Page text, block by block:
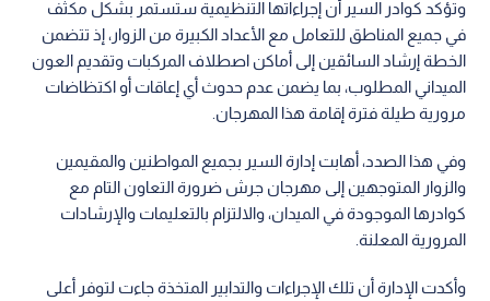
وتؤكد كوادر السير أن إجراءاتها التنظيمية ستستمر بشكل مكثف
في جميع المناطق للتعامل مع الأعداد الكبيرة من الزوار، إذ تتضمن
الخطة إرشاد السائقين إلى أماكن اصطلاف المركبات وتقديم العون
الميداني المطلوب، بما يضمن عدم حدوث أي إعاقات أو اكتظاضات
مرورية طيلة فترة إقامة هذا المهرجان.
وفي هذا الصدد، أهابت إدارة السير بجميع المواطنين والمقيمين
والزوار المتوجهين إلى مهرجان جرش ضرورة التعاون التام مع
كوادرها الموجودة في الميدان، والالتزام بالتعليمات والإرشادات
المرورية المعلنة.
وأكدت الإدارة أن تلك الإجراءات والتدابير المتخذة جاءت لتوفر أعلى